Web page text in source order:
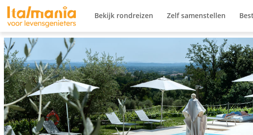
Ga naar content
Bekijk rondreizen Zelf samenstellen